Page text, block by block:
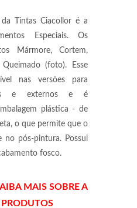
Tintas Ciacollor é a
Especiais. Os
Mármore, Cortem,
(foto). Esse
nas versões para
e externos e é
plástica - de
o que permite que o
no pós-pintura. Possui
fosco.
MAIS SOBRE A
PRODUTOS